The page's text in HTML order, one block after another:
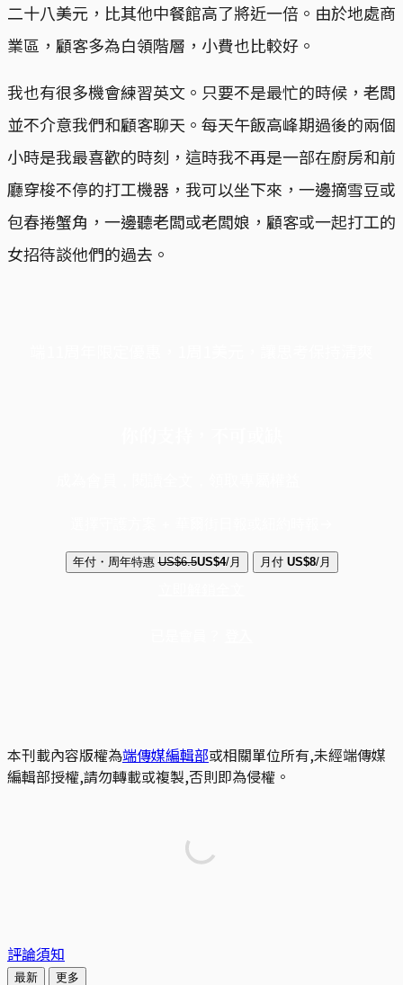
二十八美元，比其他中餐館高了將近一倍。由於地處商
業區，顧客多為白領階層，小費也比較好。
我也有很多機會練習英文。只要不是最忙的時候，老闆
並不介意我們和顧客聊天。每天午飯高峰期過後的兩個
小時是我最喜歡的時刻，這時我不再是一部在廚房和前
廳穿梭不停的打工機器，我可以坐下來，一邊摘雪豆或
包春捲蟹角，一邊聽老闆或老闆娘，顧客或一起打工的
女招待談他們的過去。
年付・周年特惠 US$6.5US$4/月 月付 US$8/月
本刊載內容版權為端傳媒編輯部或相關單位所有,未經端傳媒
編輯部授權,請勿轉載或複製,否則即為侵權。
評論須知
最新 更多